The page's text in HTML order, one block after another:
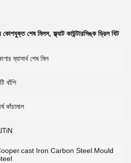
কোপযুক্ত শেষ মিলস,ফ্ল্যাট কাউন্টারসিঙ্ক ড্রিল বিট
ব্যাসার্ধ শেষ মিল
বাঁশি
কাঁচামাল
Iron.Carbon Steel.Mould